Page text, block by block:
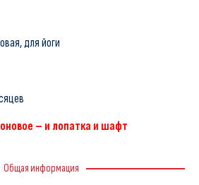
для йоги
– и лопатка и шафт
Общая информация